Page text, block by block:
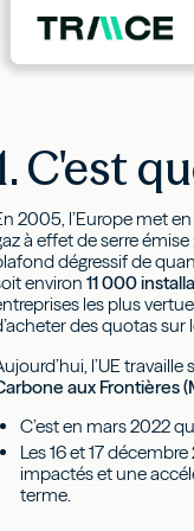
C'est
2005, l’Europe met
à effet de serre émise
dégressif de
environ11 000
les plus
des quotas sur
l’UE
aux Frontières
C’est en mars 2022
Les 16 et 17
impactés et une
terme.